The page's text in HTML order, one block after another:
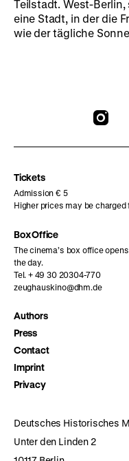
Teilstadt. West-
eine Stadt, in der die
wie der tägliche
To
Tickets
Admission € 5
Higher prices may be
Box Office
The cinema’s box office
the day.
Tel. + 49 30 20304-770
zeughauskino@dhm.de
Authors
Press
Contact
Imprint
Privacy
Deutsches Historisches
Unter den Linden 2